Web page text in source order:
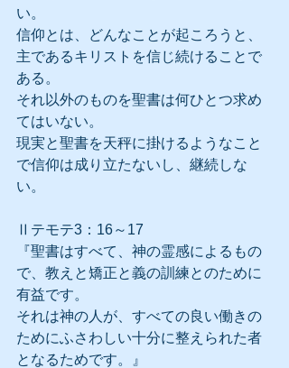
い。
信仰とは、どんなことが起ころうと、
主であるキリストを信じ続けることで
ある。
それ以外のものを聖書は何ひとつ求め
てはいない。
現実と聖書を天秤に掛けるようなこと
で信仰は成り立たないし、継続しな
い。
Ⅱテモテ3：16～17
『聖書はすべて、神の霊感によるもの
で、教えと矯正と義の訓練とのために
有益です。
それは神の人が、すべての良い働きの
ためにふさわしい十分に整えられた者
となるためです。』